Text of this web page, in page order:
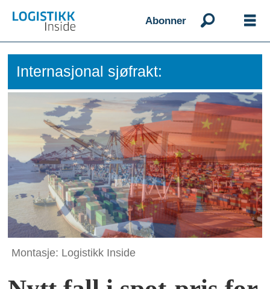
Abonner
Internasjonal sjøfrakt:
Montasje: Logistikk Inside